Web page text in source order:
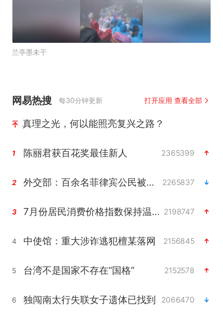
兰亭墨未干
网易热搜 每30分钟更新 打开应用 查看全部
真理之光，何以能照亮复兴之路？
1 陈丽君获百花奖最佳新人 2365399
2 外交部：百余名菲律宾公民被依法处理 2265837
3 7月份居民消费价格指数保持温和上涨 2198747
4 中使馆：重大涉诈逃犯檀某落网 2156845
5 台湾不是国家不存在“国格” 2152578
6 独闯南太行失联女子遗体已找到 2066470